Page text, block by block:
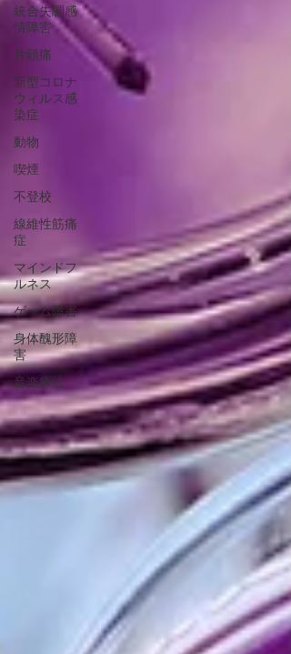
統合失調感
情障害
片頭痛
新型コロナ
ウィルス感
染症
動物
喫煙
不登校
線維性筋痛
症
マインドフ
ルネス
ゲーム障害
身体醜形障
害
音楽療法